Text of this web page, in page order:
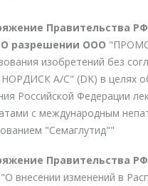
Правительства РФ
О разрешении ООО
изобретений без
А/С" (DK) в целях
Российской Федерации
с международным
"Семаглутид""
Правительства РФ
"О внесении изменений в